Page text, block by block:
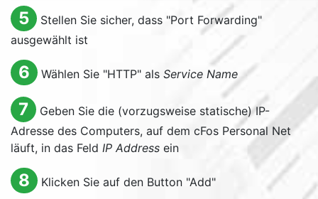
5 Stellen Sie sicher, dass "Port Forwarding"
ausgewählt ist
6 Wählen Sie "HTTP" als Service Name
7
Geben Sie die (vorzugsweise statische) IP-
Adresse des Computers, auf dem cFos Personal Net
läuft, in das Feld IP Address ein
8 Klicken Sie auf den Button "Add"